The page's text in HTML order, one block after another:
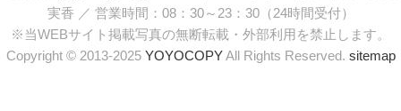
実香 ／ 営業時間：08：30～23：30（24時間受付）
※当WEBサイト掲載写真の無断転載・外部利用を禁止します。
Copyright © 2013-2025 YOYOCOPYAll Rights Reserved. sitemap